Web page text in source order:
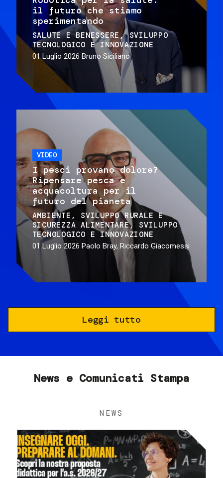
il futuro che stiamo
sperimentando
SALUTE E BENESSERE
SVILUPPO
TECNOLOGICO E INNOVAZIONE
01 Luglio 2026 Bruno Siciliano
VIDEO
I pesci provano dolore?
Ripensare pesca e
acquacoltura per il
futuro del pianeta
AMBIENTE
SVILUPPO RURALE E
SICUREZZA ALIMENTARE
SVILUPPO
TECNOLOGICO E INNOVAZIONE
01 Luglio 2026 Paolo Bray, Riccardo Giacomessi
Leggi tutto
News e Comunicati Stampa
NEWS